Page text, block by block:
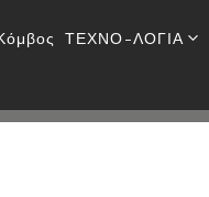
ΤΕΧΝΟ-ΛΟΓΙΑ